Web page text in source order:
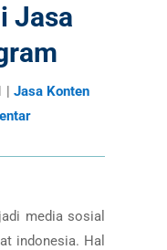
Jasa
| Jasa Konten
media sosial
indonesia. Hal